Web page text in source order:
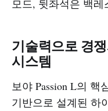
모드, 뒷좌석은 백
기술력으로 경
시스템
보야 Passion L의 핵
기반으로 설계된 하